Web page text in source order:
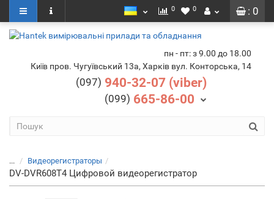
: 0
0 0
пн - пт: з 9.00 до 18.00
Київ пров. Чугуївський 13а, Харків вул. Конторська, 14
(097) 940-32-07 (viber)
(099) 665-86-00
... Видеорегистраторы
DV-DVR608T4 Цифровой видеорегистратор